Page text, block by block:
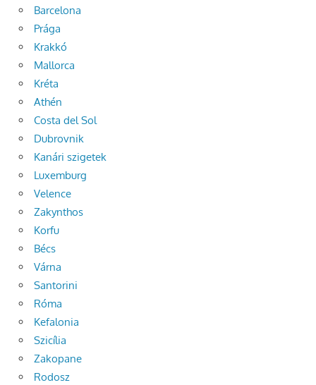
Barcelona
Prága
Krakkó
Mallorca
Kréta
Athén
Costa del Sol
Dubrovnik
Kanári szigetek
Luxemburg
Velence
Zakynthos
Korfu
Bécs
Várna
Santorini
Róma
Kefalonia
Szicília
Zakopane
Rodosz